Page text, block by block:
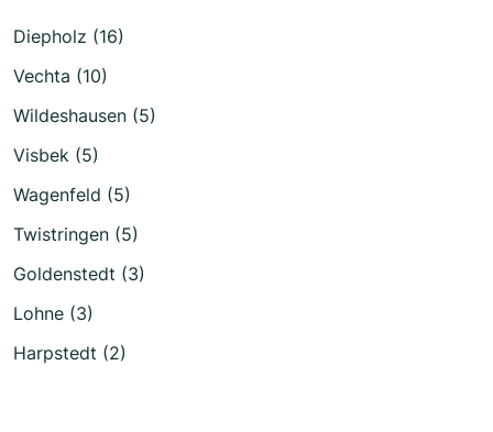
Diepholz (16)
Vechta (10)
Wildeshausen (5)
Visbek (5)
Wagenfeld (5)
Twistringen (5)
Goldenstedt (3)
Lohne (3)
Harpstedt (2)